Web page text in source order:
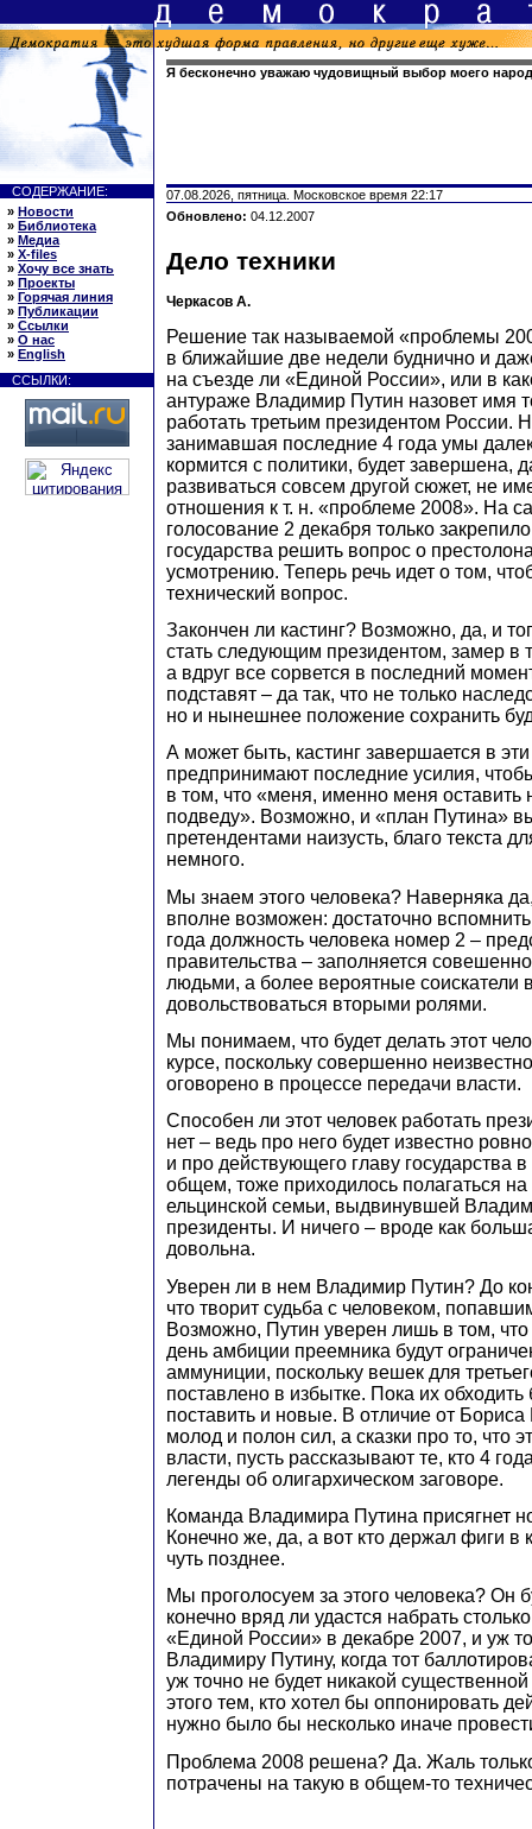
Я бесконечно уважаю чудовищный выбор моего
СОДЕРЖАНИЕ:
» Новости
» Библиотека
» Медиа
» X-files
» Хочу все знать
» Проекты
» Горячая линия
» Публикации
» Ссылки
» О нас
» English
ССЫЛКИ:
07.08.2026, пятница. Московское время 22:17
Обновлено: 04.12.2007
Дело техники
Черкасов А.
Решение так называемой «проблемы
в ближайшие две недели буднично и
на съезде ли «Единой России», или в
антураже Владимир Путин назовет имя
работать третьим президентом России.
занимавшая последние 4 года умы
кормится с политики, будет завершена,
развиваться совсем другой сюжет, не
отношения к т. н. «проблеме 2008». На
голосование 2 декабря только
государства решить вопрос о
усмотрению. Теперь речь идет о том,
технический вопрос.
Закончен ли кастинг? Возможно, да, и
стать следующим президентом, замер в
а вдруг все сорвется в последний
подставят – да так, что не только
но и нынешнее положение сохранить
А может быть, кастинг завершается в
предпринимают последние усилия,
в том, что «меня, именно меня оставить
подведу». Возможно, и «план Путина»
претендентами наизусть, благо текста
немного.
Мы знаем этого человека? Наверняка
вполне возможен: достаточно
года должность человека номер 2 –
правительства – заполняется
людьми, а более вероятные соискатели
довольствоваться вторыми ролями.
Мы понимаем, что будет делать этот
курсе, поскольку совершенно
оговорено в процессе передачи власти.
Способен ли этот человек работать
нет – ведь про него будет известно
и про действующего главу государства в
общем, тоже приходилось полагаться
ельцинской семьи, выдвинувшей
президенты. И ничего – вроде как
довольна.
Уверен ли в нем Владимир Путин? До
что творит судьба с человеком,
Возможно, Путин уверен лишь в том,
день амбиции преемника будут
аммуниции, поскольку вешек для
поставлено в избытке. Пока их обходить
поставить и новые. В отличие от
молод и полон сил, а сказки про то, что
власти, пусть рассказывают те, кто 4
легенды об олигархическом заговоре.
Команда Владимира Путина присягнет
Конечно же, да, а вот кто держал фиги в
чуть позднее.
Мы проголосуем за этого человека? Он
конечно вряд ли удастся набрать
«Единой России» в декабре 2007, и уж
Владимиру Путину, когда тот
уж точно не будет никакой
этого тем, кто хотел бы оппонировать
нужно было бы несколько иначе
Проблема 2008 решена? Да. Жаль
потрачены на такую в общем-то